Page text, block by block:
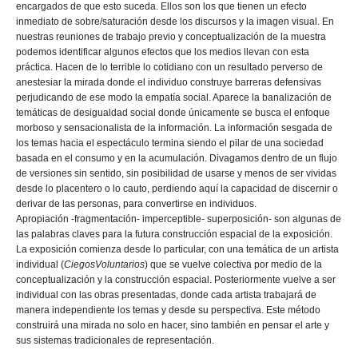
encargados de que esto suceda. Ellos son los que tienen un efecto
inmediato de sobre/saturación desde los discursos y la imagen visual. En
nuestras reuniones de trabajo previo y conceptualización de la muestra
podemos identificar algunos efectos que los medios llevan con esta
práctica. Hacen de lo terrible lo cotidiano con un resultado perverso de
anestesiar la mirada donde el individuo construye barreras defensivas
perjudicando de ese modo la empatía social. Aparece la banalización de
temáticas de desigualdad social donde únicamente se busca el enfoque
morboso y sensacionalista de la información. La información sesgada de
los temas hacia el espectáculo termina siendo el pilar de una sociedad
basada en el consumo y en la acumulación. Divagamos dentro de un flujo
de versiones sin sentido, sin posibilidad de usarse y menos de ser vividas
desde lo placentero o lo cauto, perdiendo aquí la capacidad de discernir o
derivar de las personas, para convertirse en individuos.
Apropiación -fragmentación- imperceptible- superposición- son algunas de
las palabras claves para la futura construcción espacial de la exposición.
La exposición comienza desde lo particular, con una temática de un artista
individual (CiegosVoluntarios) que se vuelve colectiva por medio de la
conceptualización y la construcción espacial. Posteriormente vuelve a ser
individual con las obras presentadas, donde cada artista trabajará de
manera independiente los temas y desde su perspectiva. Este método
construirá una mirada no solo en hacer, sino también en pensar el arte y
sus sistemas tradicionales de representación.